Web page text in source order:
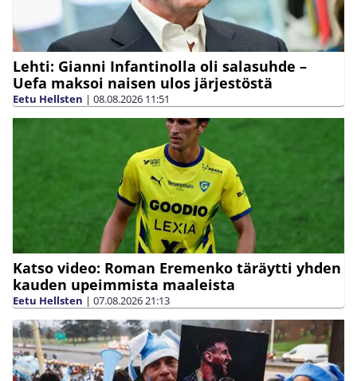
Lehti: Gianni Infantinolla oli salasuhde –
Uefa maksoi naisen ulos järjestöstä
Eetu Hellsten | 08.08.2026 11:51
Katso video: Roman Eremenko täräytti yhden
kauden upeimmista maaleista
Eetu Hellsten | 07.08.202621:13